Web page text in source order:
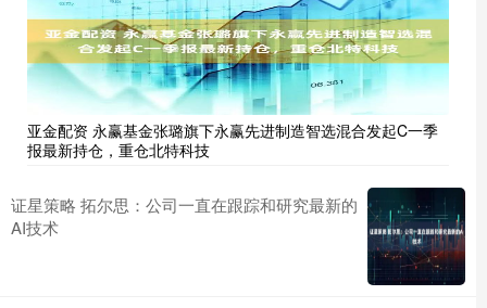
亚金配资 永赢基金张璐旗下永赢先进制造智选混合发起C一季
报最新持仓，重仓北特科技
证星策略 拓尔思：公司一直在跟踪和研究最新的
AI技术